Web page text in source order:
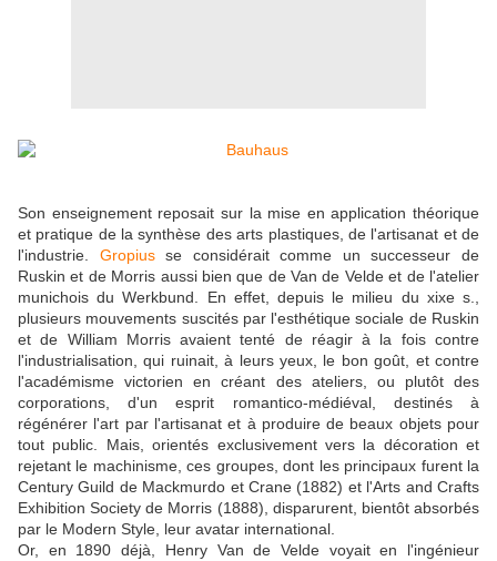
Son enseignement reposait sur la mise en application théorique
et pratique de la synthèse des arts plastiques, de l'artisanat et de
l'industrie. Gropiusse considérait comme un successeur de
Ruskin et de Morris aussi bien que de Van de Velde et de l'atelier
munichois du Werkbund. En effet, depuis le milieu du xixe s.,
plusieurs mouvements suscités par l'esthétique sociale de Ruskin
et de William Morris avaient tenté de réagir à la fois contre
l'industrialisation, qui ruinait, à leurs yeux, le bon goût, et contre
l'académisme victorien en créant des ateliers, ou plutôt des
corporations, d'un esprit romantico-médiéval, destinés à
régénérer l'art par l'artisanat et à produire de beaux objets pour
tout public. Mais, orientés exclusivement vers la décoration et
rejetant le machinisme, ces groupes, dont les principaux furent la
Century Guild de Mackmurdo et Crane (1882) et l'Arts and Crafts
Exhibition Society de Morris (1888), disparurent, bientôt absorbés
par le Modern Style, leur avatar international.
Or, en 1890 déjà, Henry Van de Velde voyait en l'ingénieur